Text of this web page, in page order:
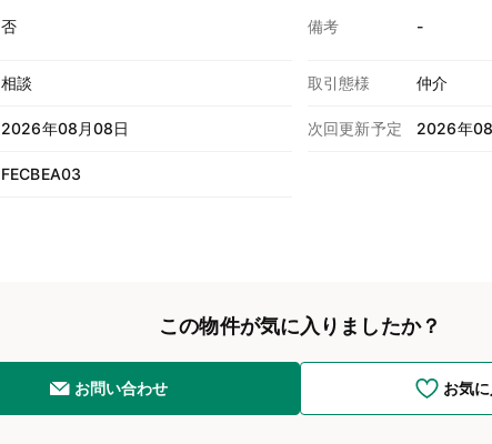
否 備考 -
相談 取引態様 仲介
2026年08月08日 次回更新予定 2026年
FECBEA03
この物件が気に入りましたか？
お問い合わせ お気